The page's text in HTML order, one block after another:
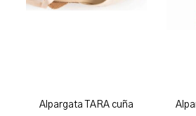
Alpargata TARA cuña